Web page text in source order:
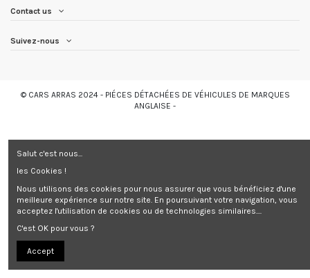
Contact us
Suivez-nous
© CARS ARRAS 2024 - PIÉCES DÉTACHÉES DE VÉHICULES DE MARQUES
ANGLAISE -
Salut c'est nous...
les Cookies !
Nous utilisons des cookies pour nous assurer que vous bénéficiez d'une
meilleure expérience sur notre site. En poursuivant votre navigation, vous
acceptez l'utilisation de cookies ou de technologies similaires....
C'est OK pour vous ?
Accept